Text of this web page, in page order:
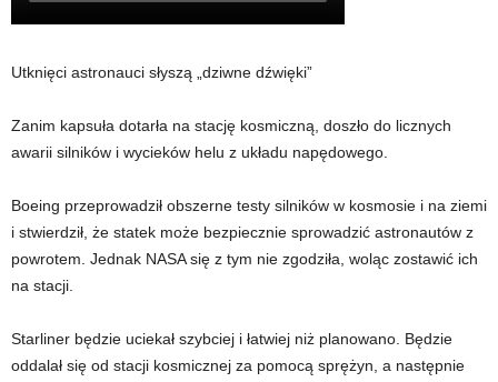
Utknięci astronauci słyszą „dziwne dźwięki”
Zanim kapsuła dotarła na stację kosmiczną, doszło do licznych
awarii silników i wycieków helu z układu napędowego.
Boeing przeprowadził obszerne testy silników w kosmosie i na ziemi
i stwierdził, że statek może bezpiecznie sprowadzić astronautów z
powrotem. Jednak NASA się z tym nie zgodziła, woląc zostawić ich
na stacji.
Starliner będzie uciekał szybciej i łatwiej niż planowano. Będzie
oddalał się od stacji kosmicznej za pomocą sprężyn, a następnie